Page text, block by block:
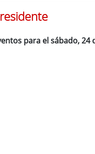
para el sábado, 24